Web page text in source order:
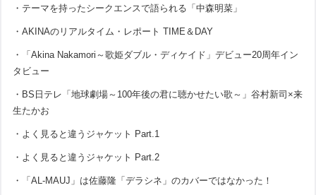
・テーマを持ったシークエンスで語られる「中森明菜」
・AKINAのリアルタイム・レポート TIME＆DAY
・「Akina Nakamori～歌姫ダブル・ディケイド」デビュー20周年イン
タビュー
・BS日テレ「地球劇場～100年後の君に聴かせたい歌～」谷村新司×来
生たかお
・よく見ると違うジャケット Part.1
・よく見ると違うジャケット Part.2
・「AL-MAUJ」は佐藤隆「デラシネ」のカバーではなかった！